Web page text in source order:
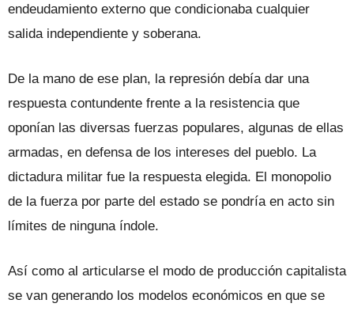
endeudamiento externo que condicionaba cualquier
salida independiente y soberana.
De la mano de ese plan, la represión debía dar una
respuesta contundente frente a la resistencia que
oponían las diversas fuerzas populares, algunas de ellas
armadas, en defensa de los intereses del pueblo. La
dictadura militar fue la respuesta elegida. El monopolio
de la fuerza por parte del estado se pondría en acto sin
límites de ninguna índole.
Así como al articularse el modo de producción capitalista
se van generando los modelos económicos en que se